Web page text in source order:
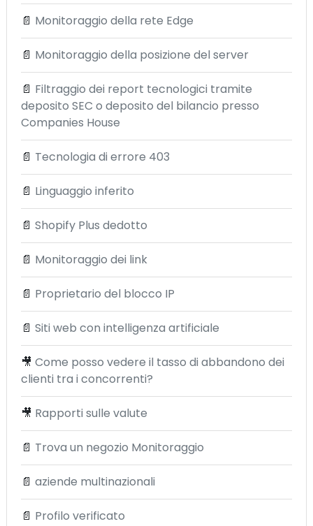
📄 Monitoraggio della rete Edge
📄 Monitoraggio della posizione del server
📄 Filtraggio dei report tecnologici tramite
deposito SEC o deposito del bilancio presso
Companies House
📄 Tecnologia di errore 403
📄 Linguaggio inferito
📄 Shopify Plus dedotto
📄 Monitoraggio dei link
📄 Proprietario del blocco IP
📄 Siti web con intelligenza artificiale
🎥 Come posso vedere il tasso di abbandono dei
clienti tra i concorrenti?
🎥 Rapporti sulle valute
📄 Trova un negozio Monitoraggio
📄 aziende multinazionali
📄 Profilo verificato